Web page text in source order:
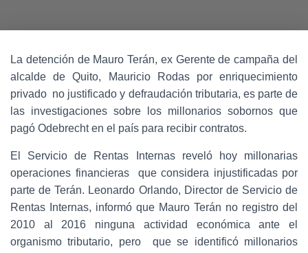
La detención de Mauro Terán, ex Gerente de campaña del
alcalde de Quito, Mauricio Rodas por enriquecimiento
privado no justificado y defraudación tributaria, es parte de
las investigaciones sobre los millonarios sobornos que
pagó Odebrecht en el país para recibir contratos.
El Servicio de Rentas Internas reveló hoy millonarias
operaciones financieras que considera injustificadas por
parte de Terán. Leonardo Orlando, Director de Servicio de
Rentas Internas, informó que Mauro Terán no registro del
2010 al 2016 ninguna actividad económica ante el
organismo tributario, pero que se identificó millonarios